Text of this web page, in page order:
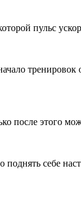
пульс
тренировок
после этого
себе